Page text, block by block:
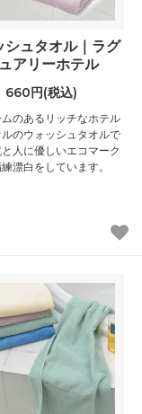
シュタオル｜ラグ
アリーホテル
660円(税込)
のあるリッチなホテル
のウォッシュタオルで
人に優しいエコマーク
漂白をしています。